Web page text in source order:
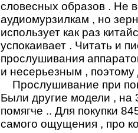
словесных образов . Не
аудиомурзилкам , но
использует как раз
успокаивает . Читать и
прослушивания
и несерьезным ,
Прослушивание при
Были другие модели , на
помягче .. Для покупки
самого ощущения , про